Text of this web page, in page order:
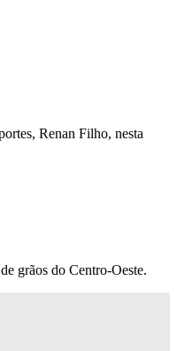
Renan Filho, nesta
grãos do Centro-Oeste.